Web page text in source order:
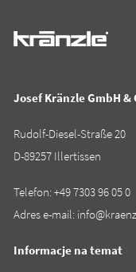
Josef Kränzle GmbH &
Rudolf-Diesel-Straße 20
D-89257 Illertissen
Telefon:+49 7303 96 05 0
Adres e-mail:
Informacje na temat